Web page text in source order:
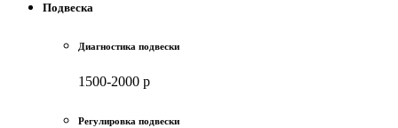
Подвеска
Диагностика подвески
1500-2000 р
Регулировка подвески